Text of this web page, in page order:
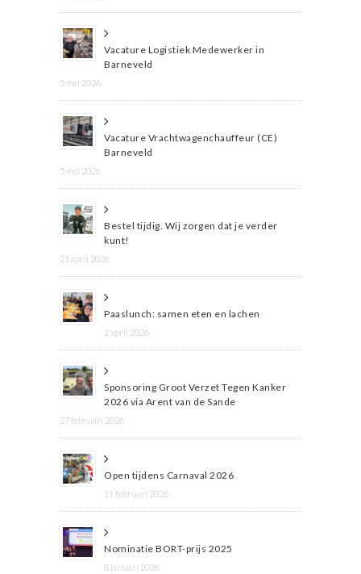
Vacature Logistiek Medewerker in
Barneveld
5 mei 2026
Vacature Vrachtwagenchauffeur (CE)
Barneveld
5 mei 2026
Bestel tijdig. Wij zorgen dat je verder
kunt!
21 april 2026
Paaslunch: samen eten en lachen
2 april 2026
Sponsoring Groot Verzet Tegen Kanker
2026 via Arent van de Sande
27 februari 2026
Open tijdens Carnaval 2026
11 februari 2026
Nominatie BORT-prijs 2025
8 januari 2026